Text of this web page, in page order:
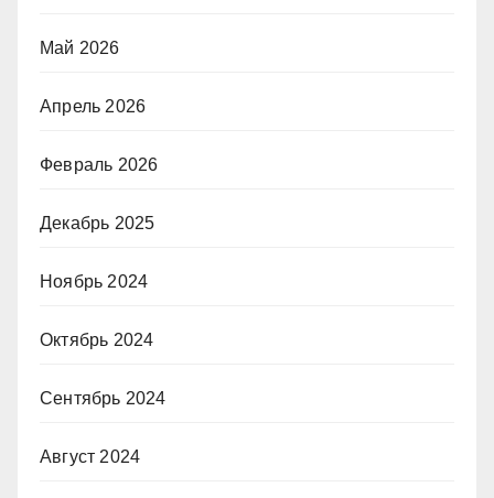
Май 2026
Апрель 2026
Февраль 2026
Декабрь 2025
Ноябрь 2024
Октябрь 2024
Сентябрь 2024
Август 2024